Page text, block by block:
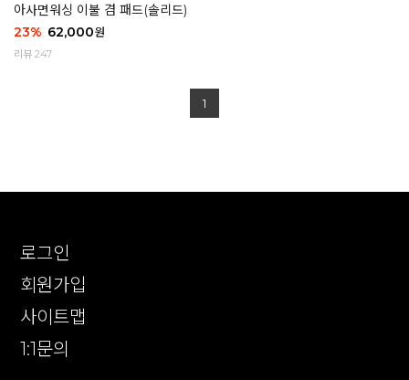
아사면워싱 이불 겸 패드(솔리드)
23% 62,000원
리뷰 247
1
로그인
회원가입
사이트맵
1:1문의